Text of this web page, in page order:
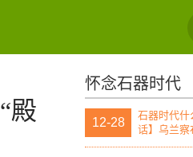
殿
怀念石器时代
12-28
石器时代什
话】乌兰察
器时代文